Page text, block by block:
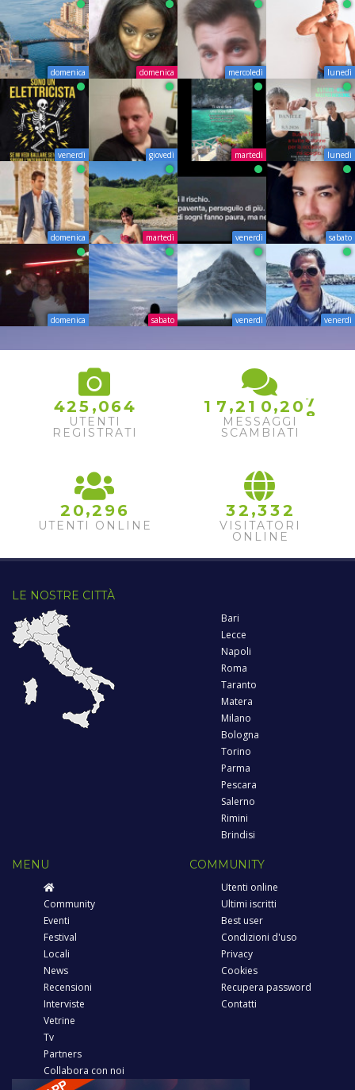
domenica domenica mercoledì lunedì
venerdì giovedì martedì lunedì
domenica martedì venerdì sabato
domenica sabato venerdì venerdì
425 ,064
UTENTI
REGISTRATI
1 7 ,2 1 0,2 08
MESSAGGI
SCAMBIATI
2 0,2 96
UTENTI ONLINE
32 ,332
VISITATORI
ONLINE
LE NOSTRE CITTÀ
Bari
Lecce
Napoli
Roma
Taranto
Matera
Milano
Bologna
Torino
Parma
Pescara
Salerno
Rimini
Brindisi
MENU
Community
Eventi
Festival
Locali
News
Recensioni
Interviste
Vetrine
Tv
Partners
Collabora con noi
COMMUNITY
Utenti online
Ultimi iscritti
Best user
Condizioni d'uso
Privacy
Cookies
Recupera password
Contatti